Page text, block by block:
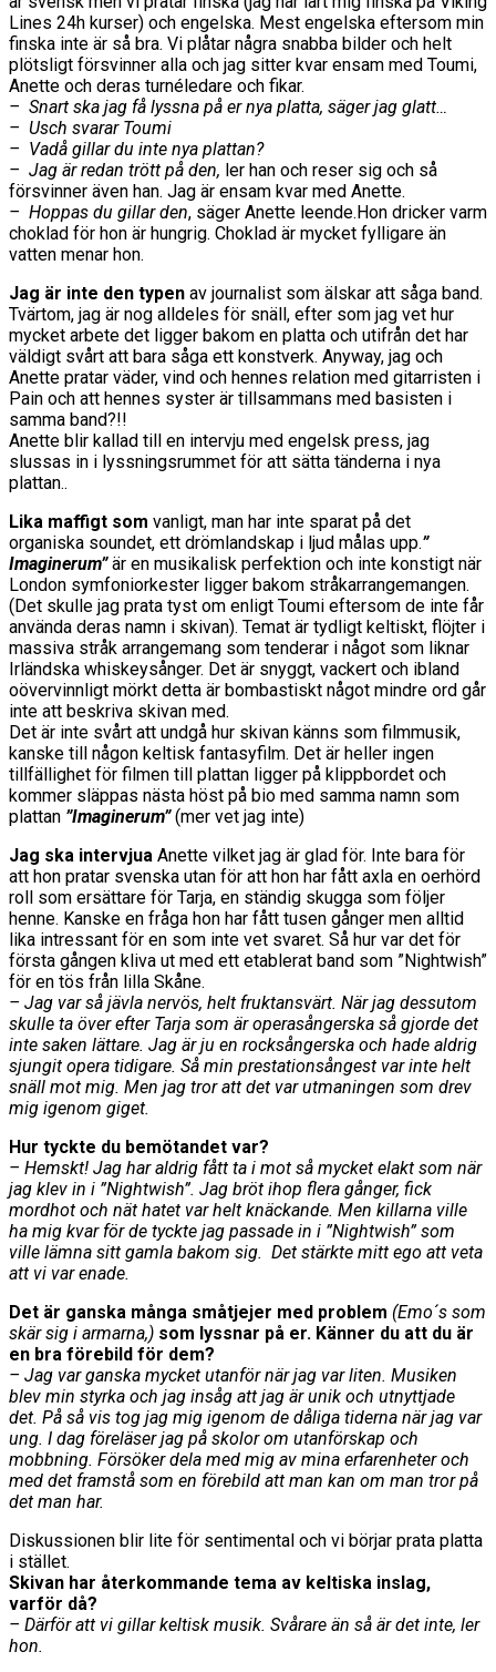
Lines 24h kurser) och engelska. Mest engelska eftersom min
finska inte är så bra. Vi plåtar några snabba bilder och helt
plötsligt försvinner alla och jag sitter kvar ensam med Toumi,
Anette och deras turnéledare och fikar.
– Snart ska jag få lyssna på er nya platta, säger jag glatt…
– Usch svarar Toumi
– Vadå gillar du inte nya plattan?
– Jag är redan trött på den, ler han och reser sig och så
försvinner även han. Jag är ensam kvar med Anette.
– Hoppas du gillar den, säger Anette leende.Hon dricker varm
choklad för hon är hungrig. Choklad är mycket fylligare än
vatten menar hon.
Jag är inte den typen av journalist som älskar att såga band.
Tvärtom, jag är nog alldeles för snäll, efter som jag vet hur
mycket arbete det ligger bakom en platta och utifrån det har
väldigt svårt att bara såga ett konstverk. Anyway, jag och
Anette pratar väder, vind och hennes relation med gitarristen i
Pain och att hennes syster är tillsammans med basisten i
samma band?!!
Anette blir kallad till en intervju med engelsk press, jag
slussas in i lyssningsrummet för att sätta tänderna i nya
plattan..
Lika maffigt som vanligt, man har inte sparat på det
organiska soundet, ett drömlandskap i ljud målas upp.”
Imaginerum”är en musikalisk perfektion och inte konstigt när
London symfoniorkester ligger bakom stråkarrangemangen.
(Det skulle jag prata tyst om enligt Toumi eftersom de inte får
använda deras namn i skivan). Temat är tydligt keltiskt, flöjter i
massiva stråk arrangemang som tenderar i något som liknar
Irländska whiskeysånger. Det är snyggt, vackert och ibland
oövervinnligt mörkt detta är bombastiskt något mindre ord går
inte att beskriva skivan med.
Det är inte svårt att undgå hur skivan känns som filmmusik,
kanske till någon keltisk fantasyfilm. Det är heller ingen
tillfällighet för filmen till plattan ligger på klippbordet och
kommer släppas nästa höst på bio med samma namn som
plattan ”Imaginerum”(mer vet jag inte)
Jag ska intervjua Anette vilket jag är glad för. Inte bara för
att hon pratar svenska utan för att hon har fått axla en oerhörd
roll som ersättare för Tarja, en ständig skugga som följer
henne. Kanske en fråga hon har fått tusen gånger men alltid
lika intressant för en som inte vet svaret. Så hur var det för
första gången kliva ut med ett etablerat band som ”Nightwish”
för en tös från lilla Skåne.
– Jag var så jävla nervös, helt fruktansvärt. När jag dessutom
skulle ta över efter Tarja som är operasångerska så gjorde det
inte saken lättare. Jag är ju en rocksångerska och hade aldrig
sjungit opera tidigare. Så min prestationsångest var inte helt
snäll mot mig. Men jag tror att det var utmaningen som drev
mig igenom giget.
Hur tyckte du bemötandet var?
– Hemskt! Jag har aldrig fått ta i mot så mycket elakt som när
jag klev in i ”Nightwish”. Jag bröt ihop flera gånger, fick
mordhot och nät hatet var helt knäckande. Men killarna ville
ha mig kvar för de tyckte jag passade in i ”Nightwish” som
ville lämna sitt gamla bakom sig. Det stärkte mitt ego att veta
att vi var enade.
Det är ganska många småtjejer med problem (Emo´s som
skär sig i armarna,) som lyssnar på er. Känner du att du är
en bra förebild för dem?
– Jag var ganska mycket utanför när jag var liten. Musiken
blev min styrka och jag insåg att jag är unik och utnyttjade
det. På så vis tog jag mig igenom de dåliga tiderna när jag var
ung. I dag föreläser jag på skolor om utanförskap och
mobbning. Försöker dela med mig av mina erfarenheter och
med det framstå som en förebild att man kan om man tror på
det man har.
Diskussionen blir lite för sentimental och vi börjar prata platta
i stället.
Skivan har återkommande tema av keltiska inslag,
varför då?
– Därför att vi gillar keltisk musik. Svårare än så är det inte, ler
hon.